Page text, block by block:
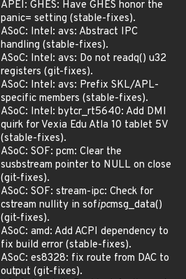
APEI: GHES: Have GHES honor the
panic= setting (stable-fixes).
ASoC: Intel: avs: Abstract IPC
handling (stable-fixes).
ASoC: Intel: avs: Do not readq() u32
registers (git-fixes).
ASoC: Intel: avs: Prefix SKL/APL-
specific members (stable-fixes).
ASoC: Intel: bytcr_rt5640: Add DMI
quirk for Vexia Edu Atla 10 tablet 5V
(stable-fixes).
ASoC: SOF: pcm: Clear the
susbstream pointer to NULL on close
(git-fixes).
ASoC: SOF: stream-ipc: Check for
cstream nullity in sofipcmsg_data()
(git-fixes).
ASoC: amd: Add ACPI dependency to
fix build error (stable-fixes).
ASoC: es8328: fix route from DAC to
output (git-fixes).